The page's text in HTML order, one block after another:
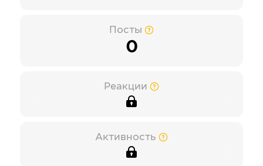
Посты
0
Реакции
Активность